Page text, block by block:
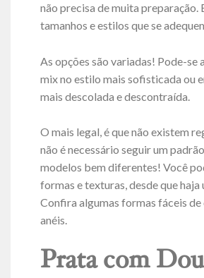
não precisa de muita preparação.
tamanhos e estilos que se
As opções são variadas! Pode-se
mix no estilo mais sofisticada ou
mais descolada e descontraída.
O mais legal, é que não existem
não é necessário seguir um
modelos bem diferentes! Você
formas e texturas, desde que haja
Confira algumas formas fáceis
anéis.
Prata com